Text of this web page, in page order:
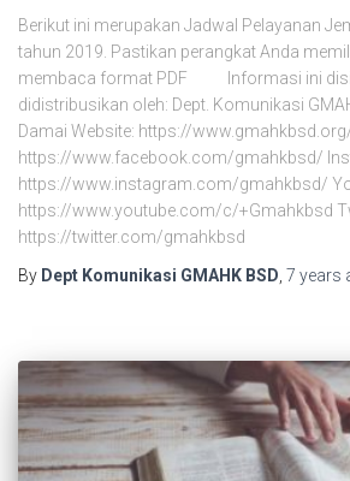
Berikut ini merupakan Jadwal Pelayanan
tahun 2019. Pastikan perangkat Anda
membaca format PDF Informasi ini
didistribusikan oleh: Dept. Komunikasi
Damai Website: https://
https://www.facebook.com/gmahkbsd/
https://www.instagram.com/gmahkbsd/
https://www.youtube.com/c/+Gmahkbsd
https://twitter.com/gmahkbsd
By Dept Komunikasi GMAHK BSD 7 years